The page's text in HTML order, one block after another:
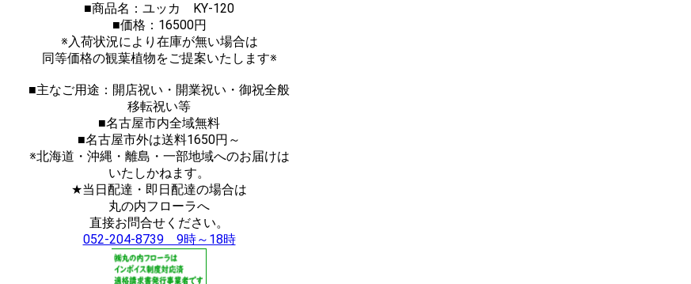
■商品名：ユッカ KY-120
■価格：16500円
※入荷状況により在庫が無い場合は
同等価格の観葉植物をご提案いたします※
■主なご用途：開店祝い・開業祝い・御祝全般
移転祝い等
■名古屋市内全域無料
■名古屋市外は送料1650円～
※北海道・沖縄・離島・一部地域へのお届けは
いたしかねます。
★当日配達・即日配達の場合は
丸の内フローラへ
直接お問合せください。
052-204-8739 9時～18時